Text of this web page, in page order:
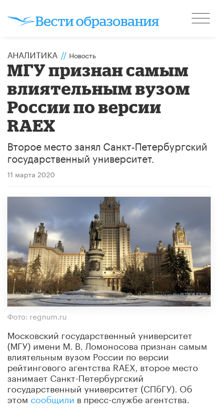
АНАЛИТИКА // Новость
МГУ признан самым
влиятельным вузом
России по версии
RAEX
Второе место занял Санкт-Петербургский
государственный университет.
11 марта 2020
Фото: regnum.ru
Московский государственный университет
(МГУ) имени М. В. Ломоносова признан самым
влиятельным вузом России по версии
рейтингового агентства RAEX, второе место
занимает Санкт-Петербургский
государственный университет (СПбГУ). Об
этомсообщили в пресс-службе агентства.